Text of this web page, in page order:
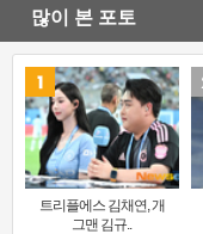
많이 본 포토
트리플에스 김채연, 개
그맨 김규..